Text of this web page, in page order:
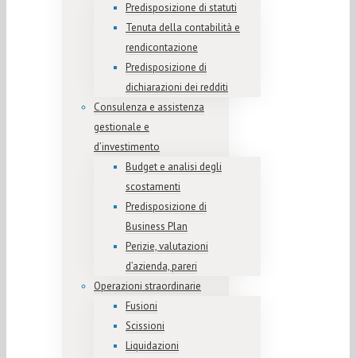
Predisposizione di statuti
Tenuta della contabilità e
rendicontazione
Predisposizione di
dichiarazioni dei redditi
Consulenza e assistenza
gestionale e
d’investimento
Budget e analisi degli
scostamenti
Predisposizione di
Business Plan
Perizie, valutazioni
d’azienda, pareri
Operazioni straordinarie
Fusioni
Scissioni
Liquidazioni